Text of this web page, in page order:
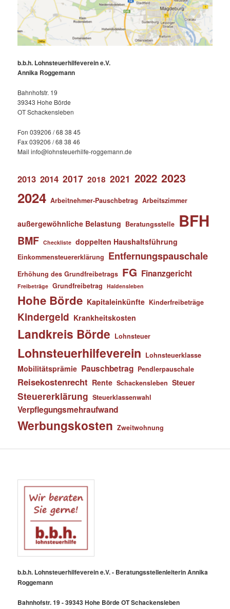
b.b.h. Lohnsteuerhilfeverein e.V.
Annika Roggemann
Bahnhofstr. 19
39343 Hohe Börde
OT Schackensleben
Fon 039206 / 68 38 45
Fax 039206 / 68 38 46
Mail info@lohnsteuerhilfe-roggemann.de
2013 2014 2017 2018 2021 2022 2023
2024 Arbeitnehmer-Pauschbetrag Arbeitszimmer
außergewöhnliche Belastung Beratungsstelle BFH
BMF Checkliste doppelten Haushaltsführung
Einkommensteuererklärung Entfernungspauschale
Erhöhung des Grundfreibetrags FG Finanzgericht
Freibeträge Grundfreibetrag Haldensleben
Hohe Börde Kapitaleinkünfte Kinderfreibeträge
Kindergeld Krankheitskosten
Landkreis Börde Lohnsteuer
Lohnsteuerhilfeverein Lohnsteuerklasse
Mobilitätsprämie Pauschbetrag Pendlerpauschale
Reisekostenrecht Rente Schackensleben Steuer
Steuererklärung Steuerklassenwahl
Verpflegungsmehraufwand
Werbungskosten Zweitwohnung
b.b.h. Lohnsteuerhilfeverein e.V. - Beratungsstellenleiterin Annika
Roggemann
Bahnhofstr. 19 - 39343 Hohe Börde OT Schackensleben